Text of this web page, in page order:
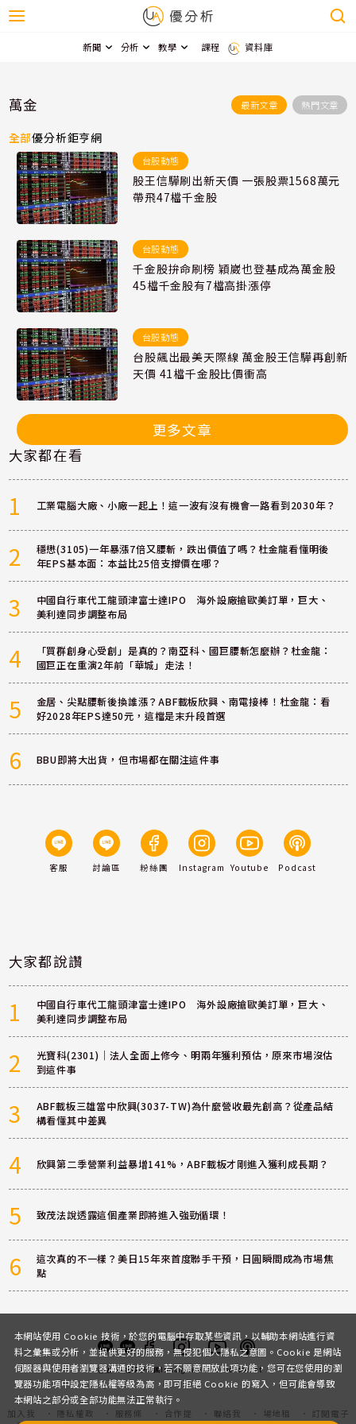
新聞 分析 教學 課程 資料庫
萬金 最新文章 熱門文章
全部優分析鉅亨網
台股動態
股王信驊刷出新天價 一張股票1568萬元
帶飛47檔千金股
台股動態
千金股拚命刷榜 穎崴也登基成為萬金股
45檔千金股有7檔高掛漲停
台股動態
台股飆出最美天際線 萬金股王信驊再創新
天價 41檔千金股比價衝高
更多文章
大家都在看
1 工業電腦大廠、小廠一起上！這一波有沒有機會一路看到2030年？
2
穩懋(3105)一年暴漲7倍又腰斬，跌出價值了嗎？杜金龍看懂明後
年EPS基本面：本益比25倍支撐價在哪？
3
中國自行車代工龍頭津富士達IPO 海外設廠搶歐美訂單，巨大、
美利達同步調整布局
4
「買群創身心受創」是真的？南亞科、國巨腰斬怎麼辦？杜金龍：
國巨正在重演2年前「華城」走法！
5
金居、尖點腰斬後換誰漲？ABF載板欣興、南電接棒！杜金龍：看
好2028年EPS達50元，這檔是末升段首選
6 BBU即將大出貨，但市場都在關注這件事
客服 討論區 粉絲團 Instagram Youtube Podcast
大家都說讚
1
中國自行車代工龍頭津富士達IPO 海外設廠搶歐美訂單，巨大、
美利達同步調整布局
2
光寶科(2301)｜法人全面上修今、明兩年獲利預估，原來市場沒估
到這件事
3
ABF載板三雄當中欣興(3037-TW)為什麼營收最先創高？從產品結
構看懂其中差異
4 欣興第二季營業利益暴增141%，ABF載板才剛進入獲利成長期？
5 致茂法說透露這個產業即將進入強勁循環！
6
這次真的不一樣？美日15年來首度聯手干預，日圓瞬間成為市場焦
點
客服 討論區粉絲團InstagramYoutubePodcast
加入我
隱私權政
服務條
合作提
聯絡我
場地租
訂閱電子
本網站使用 Cookie 技術，於您的電腦中存取某些資訊，以輔助本網站進行資
料之彙集或分析，並提供更好的服務，無侵犯個人隱私之意圖。Cookie 是網站
伺服器與使用者瀏覽器溝通的技術，若不願意開放此項功能，您可在您使用的瀏
覽器功能項中設定隱私權等級為高，即可拒絕 Cookie 的寫入，但可能會導致
本網站之部分或全部功能無法正常執行。